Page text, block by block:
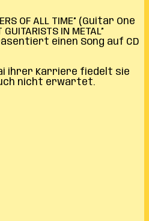
OF ALL TIME” (Guitar One
IN METAL”
einen Song auf CD
ihrer Karriere fiedelt sie
nicht erwartet.